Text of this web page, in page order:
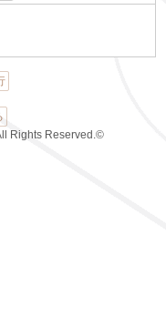
Rights Reserved.©